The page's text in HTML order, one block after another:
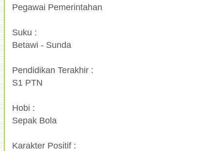
Pegawai Pemerintahan
Suku :
Betawi - Sunda
Pendidikan Terakhir :
S1 PTN
Hobi :
Sepak Bola
Karakter Positif :